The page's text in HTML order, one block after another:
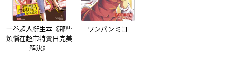
一拳超人衍生本《那些
煩惱在超市特賣日完美
解決》
ワンパンミコ